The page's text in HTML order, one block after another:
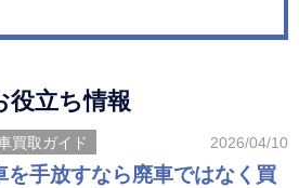
役立ち情報
買取ガイド 2026/04/10
を手放すなら廃車ではなく買